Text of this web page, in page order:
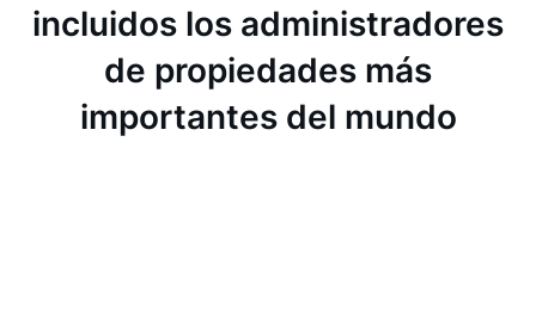
incluidos los administradores
de propiedades más
importantes del mundo